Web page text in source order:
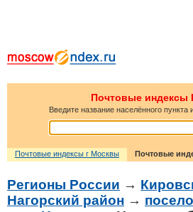
Почтовые индексы
Введите название населённого пункта
Почтовые индексы г Москвы Почтовые
Регионы России →
Нагорский район →